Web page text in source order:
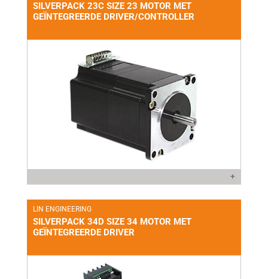
SILVERPACK 23C SIZE 23 MOTOR MET
GEÏNTEGREERDE DRIVER/CONTROLLER
+
LIN ENGINEERING
SILVERPACK 34D SIZE 34 MOTOR MET
GEÏNTEGREERDE DRIVER